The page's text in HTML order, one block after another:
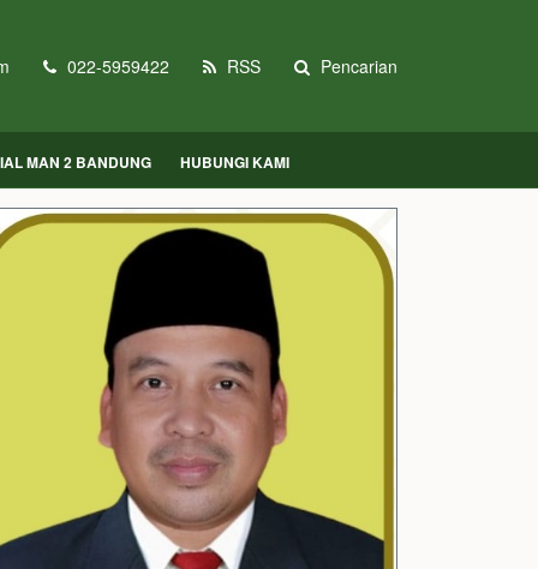
022-5959422 RSS Pencarian
MAN 2 BANDUNG HUBUNGI KAMI